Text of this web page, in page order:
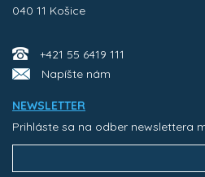
040 11 Košice
+421 55 6419 111
Napíšte nám
NEWSLETTER
Prihláste sa na odber newslettera